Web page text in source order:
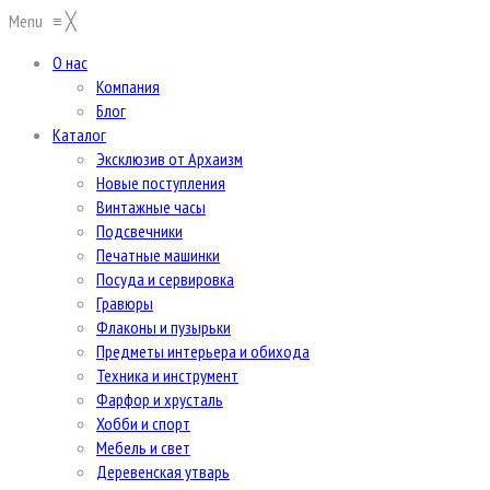
Menu ≡╳
О нас
Компания
Блог
Каталог
Эксклюзив от Архаизм
Новые поступления
Винтажные часы
Подсвечники
Печатные машинки
Посуда и сервировка
Гравюры
Флаконы и пузырьки
Предметы интерьера и обихода
Техника и инструмент
Фарфор и хрусталь
Хобби и спорт
Мебель и свет
Деревенская утварь